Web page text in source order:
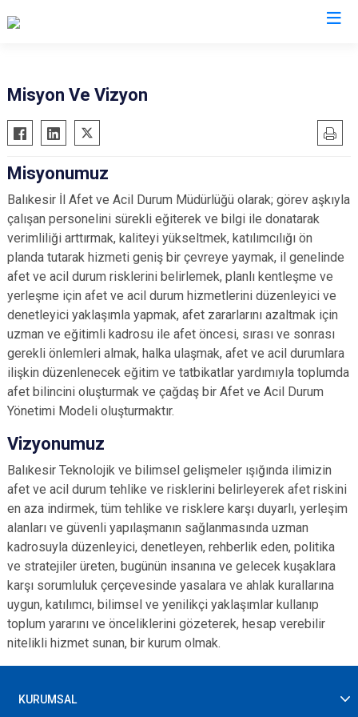
Misyon Ve Vizyon
Misyonumuz
Balıkesir İl Afet ve Acil Durum Müdürlüğü olarak; görev aşkıyla
çalışan personelini sürekli eğiterek ve bilgi ile donatarak
verimliliği arttırmak, kaliteyi yükseltmek, katılımcılığı ön
planda tutarak hizmeti geniş bir çevreye yaymak, il genelinde
afet ve acil durum risklerini belirlemek, planlı kentleşme ve
yerleşme için afet ve acil durum hizmetlerini düzenleyici ve
denetleyici yaklaşımla yapmak, afet zararlarını azaltmak için
uzman ve eğitimli kadrosu ile afet öncesi, sırası ve sonrası
gerekli önlemleri almak, halka ulaşmak, afet ve acil durumlara
ilişkin düzenlenecek eğitim ve tatbikatlar yardımıyla toplumda
afet bilincini oluşturmak ve çağdaş bir Afet ve Acil Durum
Yönetimi Modeli oluşturmaktır.
Vizyonumuz
Balıkesir Teknolojik ve bilimsel gelişmeler ışığında ilimizin
afet ve acil durum tehlike ve risklerini belirleyerek afet riskini
en aza indirmek, tüm tehlike ve risklere karşı duyarlı, yerleşim
alanları ve güvenli yapılaşmanın sağlanmasında uzman
kadrosuyla düzenleyici, denetleyen, rehberlik eden, politika
ve stratejiler üreten, bugünün insanına ve gelecek kuşaklara
karşı sorumluluk çerçevesinde yasalara ve ahlak kurallarına
uygun, katılımcı, bilimsel ve yenilikçi yaklaşımlar kullanıp
toplum yararını ve önceliklerini gözeterek, hesap verebilir
nitelikli hizmet sunan, bir kurum olmak.
KURUMSAL